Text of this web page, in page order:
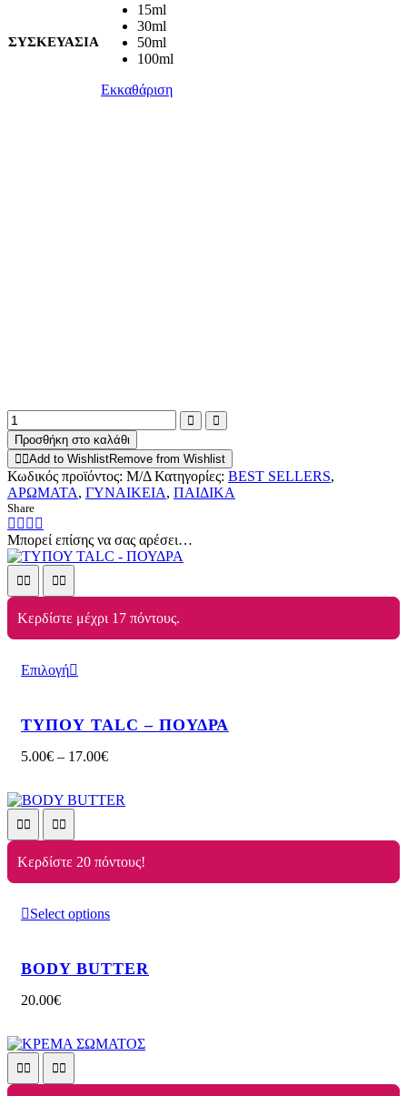
ΣΥΣΚΕΥΑΣΙΑ
15ml
30ml
50ml
100ml
Εκκαθάριση
Προσθήκη στο καλάθι
Add to WishlistRemove from Wishlist
Κωδικός προϊόντος: Μ/Δ Κατηγορίες: BEST SELLERS,
ΑΡΩΜΑΤΑ, ΓΥΝΑΙΚΕΙΑ, ΠΑΙΔΙΚΑ
Share
Μπορεί επίσης να σας αρέσει…
Κερδίστε μέχρι 17 πόντους.
Επιλογή
ΤΥΠΟΥ TALC – ΠΟΥΔΡΑ
5.00€ – 17.00€
Κερδίστε 20 πόντους!
Select options
BODY BUTTER
20.00€